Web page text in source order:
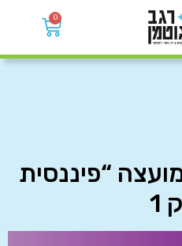
0
“פיננסית